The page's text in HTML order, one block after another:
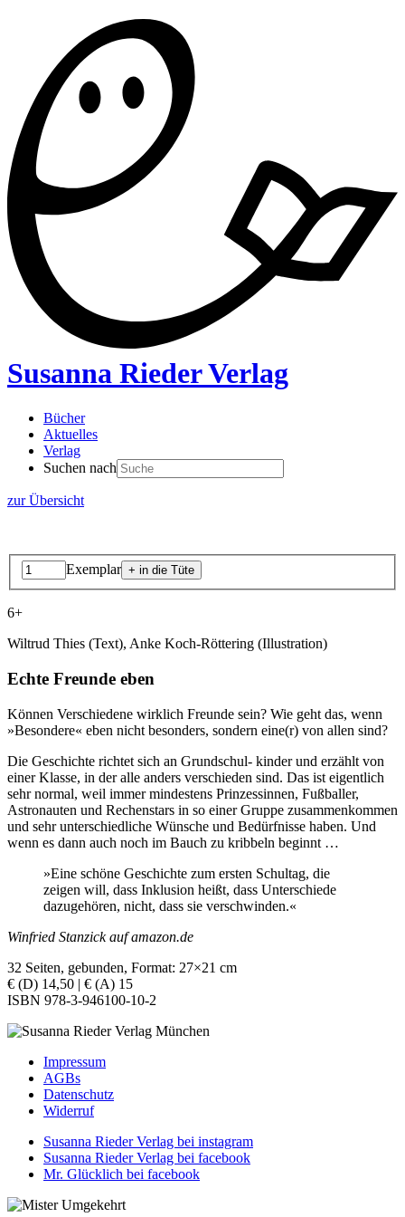
Susanna Rieder Verlag
Bücher
Aktuelles
Verlag
Suchen nach
zur Übersicht
Exemplar
6+
Wiltrud Thies (Text), Anke Koch-Röttering (Illustration)
Echte Freunde eben
Können Verschiedene wirklich Freunde sein? Wie geht das, wenn
»Besondere« eben nicht besonders, sondern eine(r) von allen sind?
Die Geschichte richtet sich an Grundschul- kinder und erzählt von
einer Klasse, in der alle anders verschieden sind. Das ist eigentlich
sehr normal, weil immer mindestens Prinzessinnen, Fußballer,
Astronauten und Rechenstars in so einer Gruppe zusammenkommen
und sehr unterschiedliche Wünsche und Bedürfnisse haben. Und
wenn es dann auch noch im Bauch zu kribbeln beginnt …
»Eine schöne Geschichte zum ersten Schultag, die
zeigen will, dass Inklusion heißt, dass Unterschiede
dazugehören, nicht, dass sie verschwinden.«
Winfried Stanzick auf amazon.de
32 Seiten, gebunden, Format: 27×21 cm
€ (D) 14,50 | € (A) 15
ISBN 978-3-946100-10-2
Impressum
AGBs
Datenschutz
Widerruf
Susanna Rieder Verlag bei instagram
Susanna Rieder Verlag bei facebook
Mr. Glücklich bei facebook